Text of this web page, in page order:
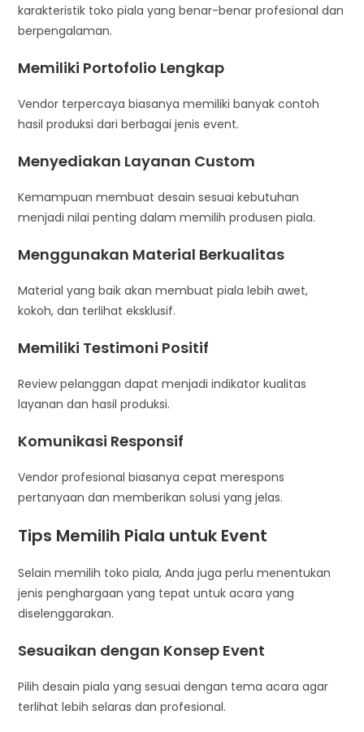
karakteristik toko piala yang benar-benar profesional dan
berpengalaman.
Memiliki Portofolio Lengkap
Vendor terpercaya biasanya memiliki banyak contoh
hasil produksi dari berbagai jenis event.
Menyediakan Layanan Custom
Kemampuan membuat desain sesuai kebutuhan
menjadi nilai penting dalam memilih produsen piala.
Menggunakan Material Berkualitas
Material yang baik akan membuat piala lebih awet,
kokoh, dan terlihat eksklusif.
Memiliki Testimoni Positif
Review pelanggan dapat menjadi indikator kualitas
layanan dan hasil produksi.
Komunikasi Responsif
Vendor profesional biasanya cepat merespons
pertanyaan dan memberikan solusi yang jelas.
Tips Memilih Piala untuk Event
Selain memilih toko piala, Anda juga perlu menentukan
jenis penghargaan yang tepat untuk acara yang
diselenggarakan.
Sesuaikan dengan Konsep Event
Pilih desain piala yang sesuai dengan tema acara agar
terlihat lebih selaras dan profesional.